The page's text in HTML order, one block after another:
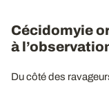
Cécidomyie
à
Du côté des